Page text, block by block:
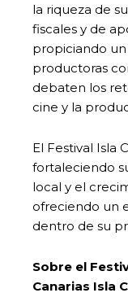
la riqueza de
fiscales y de
propiciando
productoras
debaten los
cine y la
El Festival Isla
fortaleciendo
local y el
ofreciendo un
dentro de su
Sobre el
Canarias Isla